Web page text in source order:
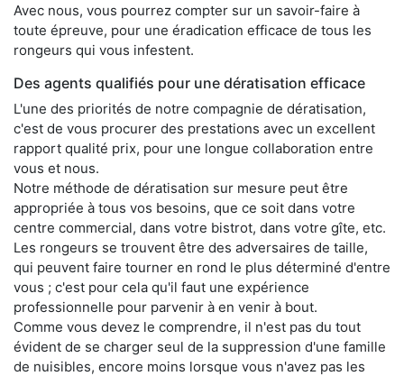
Avec nous, vous pourrez compter sur un savoir-faire à
toute épreuve, pour une éradication efficace de tous les
rongeurs qui vous infestent.
Des agents qualifiés pour une dératisation efficace
L'une des priorités de notre compagnie de dératisation,
c'est de vous procurer des prestations avec un excellent
rapport qualité prix, pour une longue collaboration entre
vous et nous.
Notre méthode de dératisation sur mesure peut être
appropriée à tous vos besoins, que ce soit dans votre
centre commercial, dans votre bistrot, dans votre gîte, etc.
Les rongeurs se trouvent être des adversaires de taille,
qui peuvent faire tourner en rond le plus déterminé d'entre
vous ; c'est pour cela qu'il faut une expérience
professionnelle pour parvenir à en venir à bout.
Comme vous devez le comprendre, il n'est pas du tout
évident de se charger seul de la suppression d'une famille
de nuisibles, encore moins lorsque vous n'avez pas les